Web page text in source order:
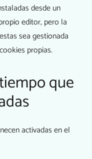
desde un
editor, pero la
sea gestionada
propias.
que
activadas en el